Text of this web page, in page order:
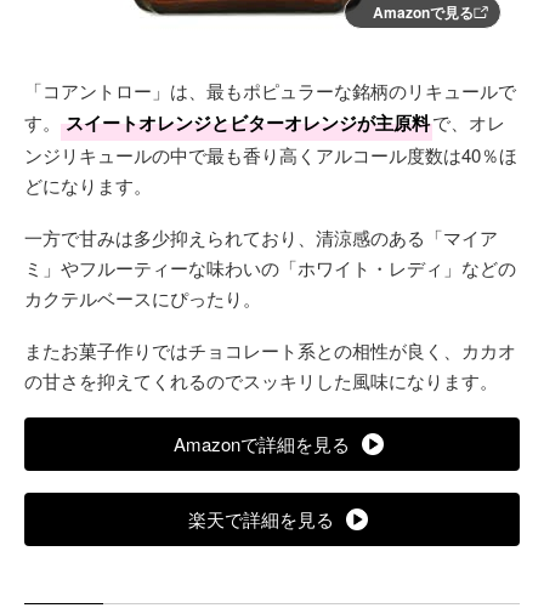
Amazonで見る
「コアントロー」は、最もポピュラーな銘柄のリキュールで
す。
スイートオレンジとビターオレンジが主原料で、オレ
ンジリキュールの中で最も香り高くアルコール度数は40％ほ
どになります。
一方で甘みは多少抑えられており、清涼感のある「マイア
ミ」やフルーティーな味わいの「ホワイト・レディ」などの
カクテルベースにぴったり。
またお菓子作りではチョコレート系との相性が良く、カカオ
の甘さを抑えてくれるのでスッキリした風味になります。
Amazonで詳細を見る
楽天で詳細を見る